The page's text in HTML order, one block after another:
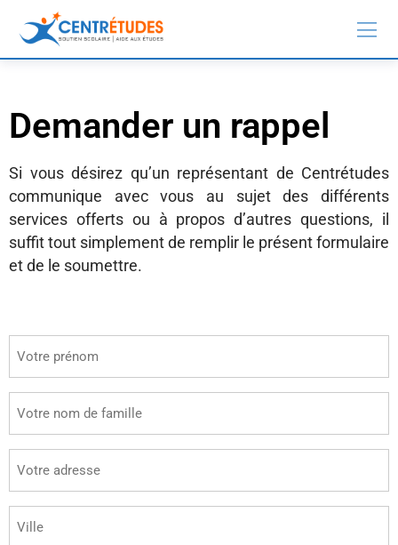
Demander un rappel
Si vous désirez qu’un représentant de Centrétudes
communique avec vous au sujet des différents
services offerts ou à propos d’autres questions, il
suffit tout simplement de remplir le présent formulaire
et de le soumettre.